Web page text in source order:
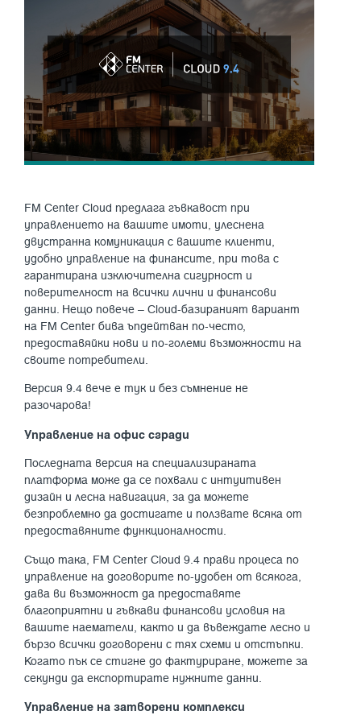
FM Center Cloud предлага гъвкавост при
управлението на вашите имоти, улеснена
двустранна комуникация с вашите клиенти,
удобно управление на финансите, при това с
гарантирана изключителна сигурност и
поверителност на всички лични и финансови
данни. Нещо повече – Cloud-базираният вариант
на FM Center бива ъпдейтван по-често,
предоставяйки нови и по-големи възможности на
своите потребители.
Версия 9.4 вече е тук и без съмнение не
разочарова!
Управление на офис сгради
Последната версия на специализираната
платформа може да се похвали с интуитивен
дизайн и лесна навигация, за да можете
безпроблемно да достигате и ползвате всяка от
предоставяните функционалности.
Също така, FM Center Cloud 9.4 прави процеса по
управление на договорите по-удобен от всякога,
дава ви възможност да предоставяте
благоприятни и гъвкави финансови условия на
вашите наематели, както и да въвеждате лесно и
бързо всички договорени с тях схеми и отстъпки.
Когато пък се стигне до фактуриране, можете за
секунди да експортирате нужните данни.
Управление на затворени комплекси